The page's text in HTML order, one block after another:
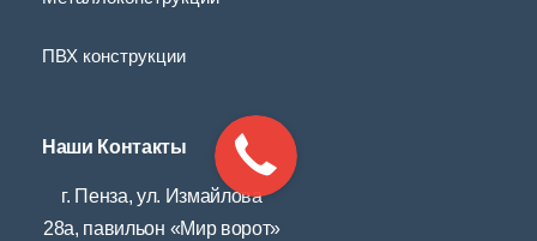
ПВХ конструкции
Наши Контакты
г. Пенза, ул. Измайлова
28а, павильон «Мир ворот»